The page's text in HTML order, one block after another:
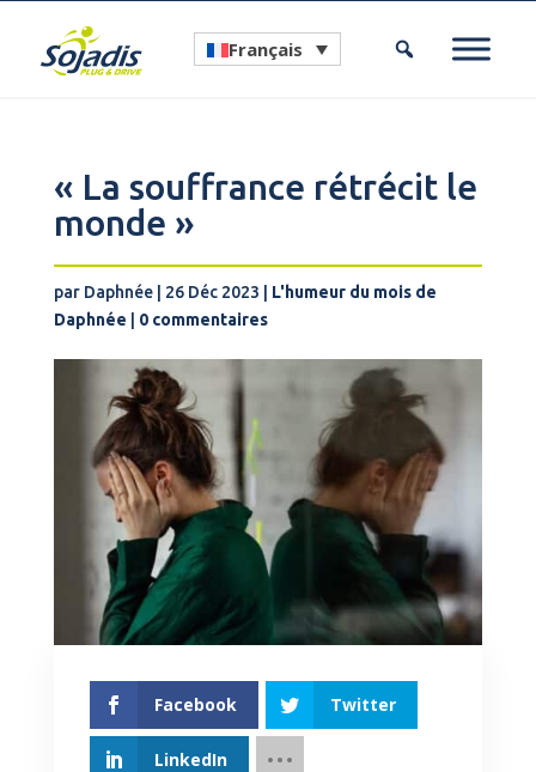
Français
« La souffrance rétrécit le
monde »
par Daphnée| 26 Déc 2023
L'humeur du mois de
Daphnée
0 commentaires
Facebook Twitter
LinkedIn